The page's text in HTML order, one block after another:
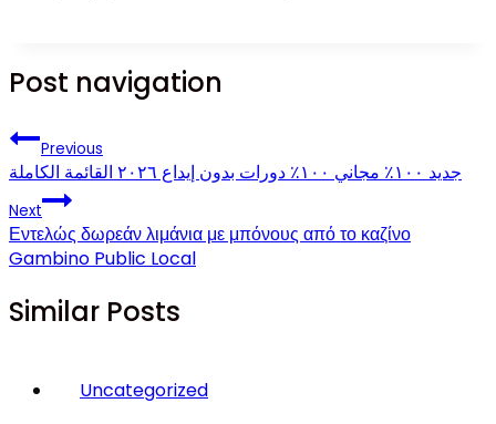
Post navigation
Previous
جديد ١٠٠٪ مجاني ١٠٠٪ دورات بدون إيداع ٢٠٢٦ القائمة الكاملة
Next
Εντελώς δωρεάν λιμάνια με μπόνους από το καζίνο
Gambino Public Local
Similar Posts
Uncategorized